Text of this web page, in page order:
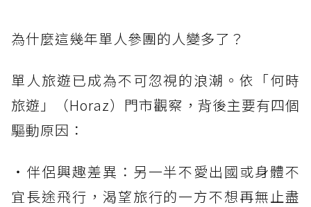
為什麼這幾年單人參團的人變多了？
單人旅遊已成為不可忽視的浪潮。依「何時
旅遊」（Horaz）門市觀察，背後主要有四個
驅動原因：
・伴侶興趣差異：另一半不愛出國或身體不
宜長途飛行，渴望旅行的一方不想再無止盡